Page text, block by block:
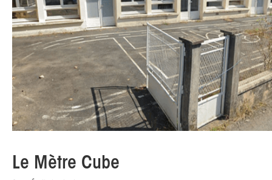
Le Mètre Cube